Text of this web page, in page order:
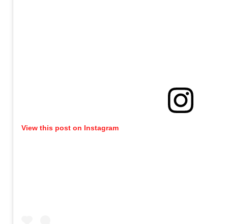
View this post on Instagram